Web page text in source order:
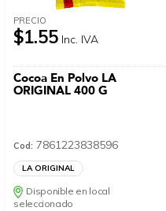
PRECIO
$1.55 Inc. IVA
Cocoa En Polvo LA
ORIGINAL 400 G
Cod: 7861223838596
LA ORIGINAL
Disponible en local
seleccionado